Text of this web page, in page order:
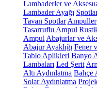
Lambaderler ve
Lambader Ayağı
Tavan Spotlar Ampuller
Tasarruflu Ampul
Ampul Abajurlar ve
Abajur Ayaklığı Fener
Tablo Aplikleri Banyo
Lambaları Led Şerit
Altı Aydınlatma Bahçe
Solar Aydınlatma